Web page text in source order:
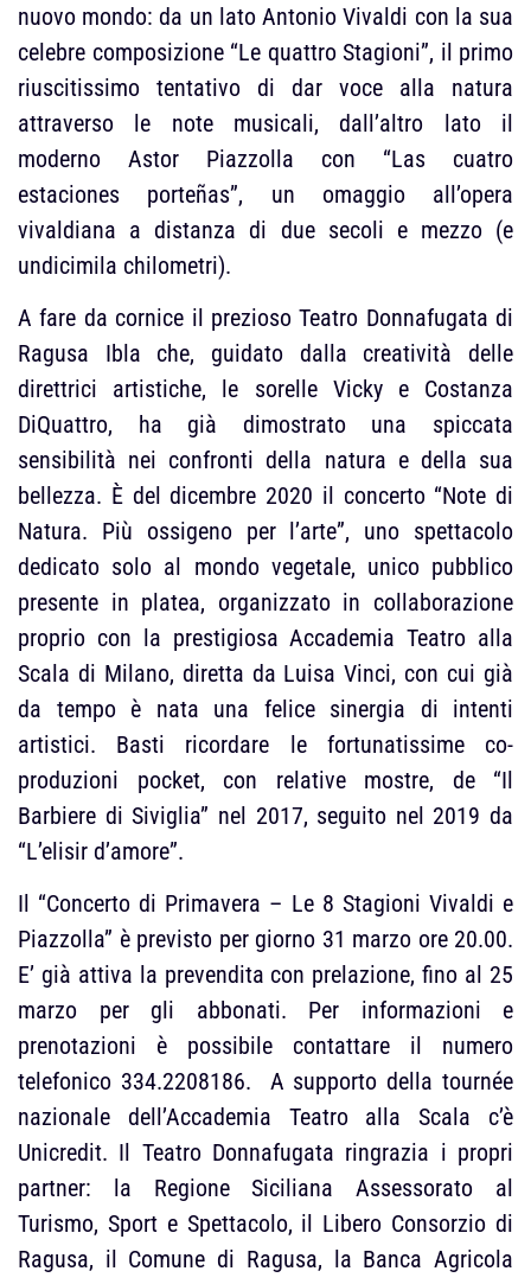
nuovo mondo: da un lato Antonio Vivaldi con la sua
celebre composizione “Le quattro Stagioni”, il primo
riuscitissimo tentativo di dar voce alla natura
attraverso le note musicali, dall’altro lato il
moderno Astor Piazzolla con “Las cuatro
estaciones porteñas”, un omaggio all’opera
vivaldiana a distanza di due secoli e mezzo (e
undicimila chilometri).
A fare da cornice il prezioso Teatro Donnafugata di
Ragusa Ibla che, guidato dalla creatività delle
direttrici artistiche, le sorelle Vicky e Costanza
DiQuattro, ha già dimostrato una spiccata
sensibilità nei confronti della natura e della sua
bellezza. È del dicembre 2020 il concerto “Note di
Natura. Più ossigeno per l’arte”, uno spettacolo
dedicato solo al mondo vegetale, unico pubblico
presente in platea, organizzato in collaborazione
proprio con la prestigiosa Accademia Teatro alla
Scala di Milano, diretta da Luisa Vinci, con cui già
da tempo è nata una felice sinergia di intenti
artistici. Basti ricordare le fortunatissime co-
produzioni pocket, con relative mostre, de “Il
Barbiere di Siviglia” nel 2017, seguito nel 2019 da
“L’elisir d’amore”.
Il “Concerto di Primavera – Le 8 Stagioni Vivaldi e
Piazzolla” è previsto per giorno 31 marzo ore 20.00.
E’ già attiva la prevendita con prelazione, fino al 25
marzo per gli abbonati. Per informazioni e
prenotazioni è possibile contattare il numero
telefonico 334.2208186. A supporto della tournée
nazionale dell’Accademia Teatro alla Scala c’è
Unicredit. Il Teatro Donnafugata ringrazia i propri
partner: la Regione Siciliana Assessorato al
Turismo, Sport e Spettacolo, il Libero Consorzio di
Ragusa, il Comune di Ragusa, la Banca Agricola